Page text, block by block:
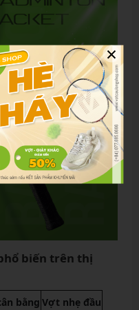
biến trên thị
bằng Vợt nhẹ đầu
×